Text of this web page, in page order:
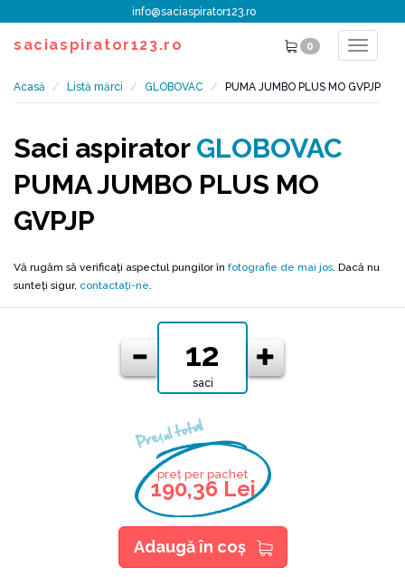
info@saciaspirator123.ro
saciaspirator123.ro 0
Toggle
Acasă Listă mărci GLOBOVAC PUMA JUMBO PLUS MO GVPJP
Saci aspirator GLOBOVAC
PUMA JUMBO PLUS MO
GVPJP
Vă rugăm să verificați aspectul pungilor în fotografie de mai jos. Dacă nu
sunteți sigur, contactați-ne.
saci
Prețul total
preț per pachet
190,36 Lei
Adaugă în coş